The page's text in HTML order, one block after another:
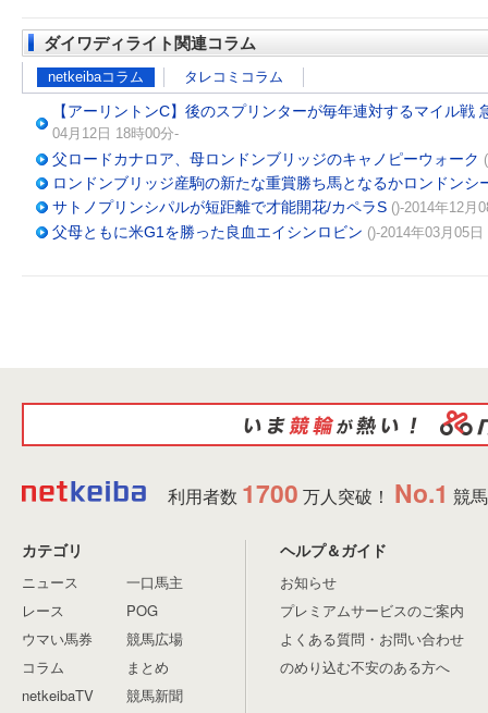
ダイワディライト関連コラム
netkeibaコラム タレコミコラム
【アーリントンC】後のスプリンターが毎年連対するマイル戦
04月12日 18時00分-
父ロードカナロア、母ロンドンブリッジのキャノピーウォーク
ロンドンブリッジ産駒の新たな重賞勝ち馬となるかロンドンシ
サトノプリンシパルが短距離で才能開花/カペラS ()-2014年12月
父母ともに米G1を勝った良血エイシンロビン ()-2014年03月05
利用者数 1700 万人突破！ No.1 競
カテゴリ
ニュース
レース
ウマい馬券
コラム
netkeibaTV
一口馬主
POG
競馬広場
まとめ
競馬新聞
ヘルプ＆ガイド
お知らせ
プレミアムサービスのご案内
よくある質問・お問い合わせ
のめり込む不安のある方へ